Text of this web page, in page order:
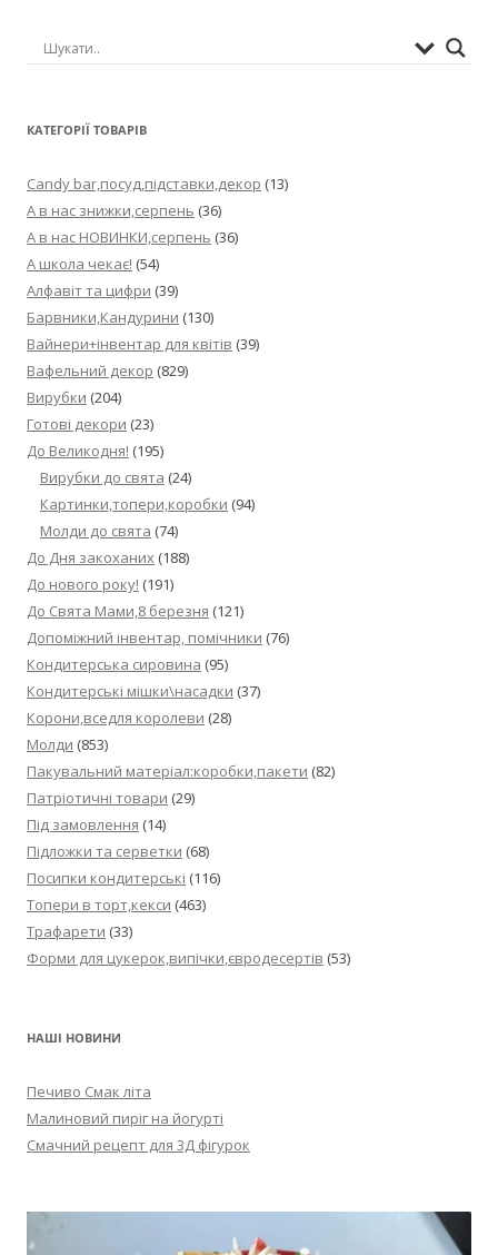
КАТЕГОРІЇ ТОВАРІВ
Candy bar,посуд,підставки,декор (13)
А в нас знижки,серпень (36)
А в нас НОВИНКИ,серпень (36)
А школа чекає! (54)
Алфавіт та цифри (39)
Барвники,Кандурини (130)
Вайнери+інвентар для квітів (39)
Вафельний декор (829)
Вирубки (204)
Готові декори (23)
До Великодня! (195)
Вирубки до свята (24)
Картинки,топери,коробки (94)
Молди до свята (74)
До Дня закоханих (188)
До нового року! (191)
До Свята Мами,8 березня (121)
Допоміжний інвентар, помічники (76)
Кондитерська сировина (95)
Кондитерські мішки\насадки (37)
Корони,вседля королеви (28)
Молди (853)
Пакувальний матеріал:коробки,пакети (82)
Патріотичні товари (29)
Під замовлення (14)
Підложки та серветки (68)
Посипки кондитерські (116)
Топери в торт,кекси (463)
Трафарети (33)
Форми для цукерок,випічки,євродесертів (53)
НАШІ НОВИНИ
Печиво Смак літа
Малиновий пиріг на йогурті
Смачний рецепт для 3Д фігурок